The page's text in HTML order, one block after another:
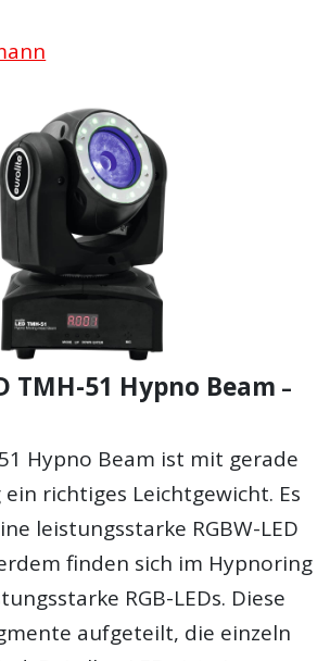
TMH-51 Hypno Beam –
Hypno Beam ist mit gerade
richtiges Leichtgewicht. Es
leistungsstarke RGBW-LED
finden sich im Hypnoring
RGB-LEDs. Diese
aufgeteilt, die einzeln